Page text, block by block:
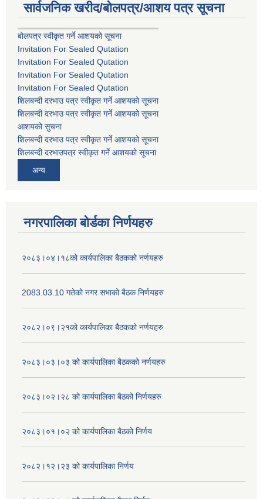
सार्वजनिक खरीद/बोलपत्र/आशय पत्र सूचना
बोलपत्र स्वीकृत गर्ने आशयको सूचना
Invitation For Sealed Qutation
Invitation For Sealed Qutation
Invitation For Sealed Qutation
Invitation For Sealed Qutation
शिलबन्दी दरभाउ पत्र स्वीकृत गर्ने आशयको सूचना
शिलबन्दी दरभाउ पत्र स्वीकृत गर्ने आशयको सूचना
आशयको सुचना
शिलबन्दी दरभाउ पत्र स्वीकृत गर्ने आशयको सूचना
शिलबन्दी दरभाउपत्र स्वीकृत गर्ने आशयको सूचना
अन्य
नगरपालिका बोर्डका निर्णयहरु
२०८३।०४।१८को कार्यपालिका बैठकको नर्णयहरु
2083.03.10 गतेको नगर सभाको बैठक निर्णयहरु
२०८२।०९।२१को कार्यपालिका बैठकको नर्णयहरु
२०८३।०३।०३ को कार्यपालिका बैठकको नर्णयहरु
२०८३।०२।२८ को कार्यपालिका बैठको निर्णयहरु
२०८३।०१।०२ को कार्यपालिका बैठको निर्णय
२०८२।१२।२३ को कार्यपालिका निर्णय